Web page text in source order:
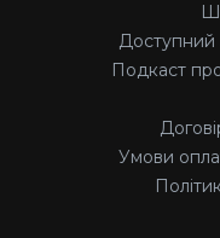
Доступний
Подкаст
Умови